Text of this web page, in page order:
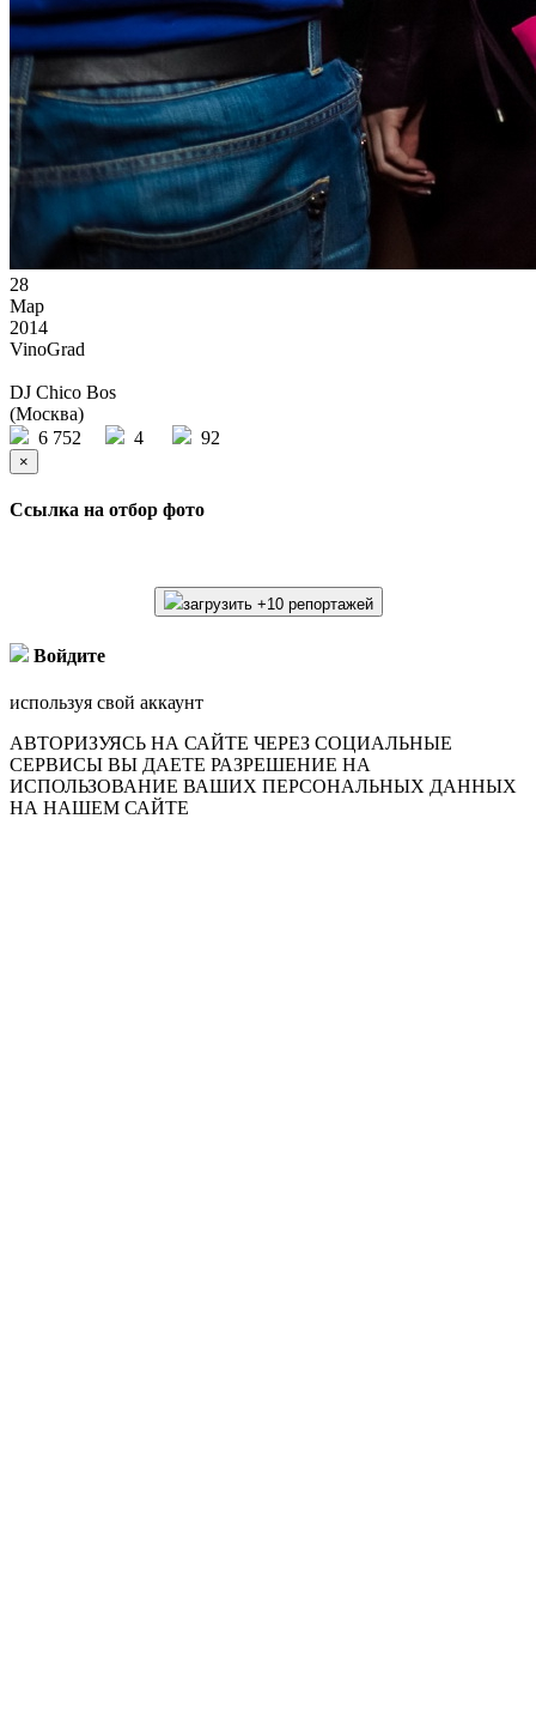
28
Мар
2014
VinoGrad
DJ Chico Bos
(Москва)
6 752
4 92
×
Ссылка на отбор фото
загрузить +10 репортажей
Войдите
используя свой аккаунт
АВТОРИЗУЯСЬ НА САЙТЕ ЧЕРЕЗ СОЦИАЛЬНЫЕ
СЕРВИСЫ ВЫ ДАЕТЕ РАЗРЕШЕНИЕ НА
ИСПОЛЬЗОВАНИЕ ВАШИХ ПЕРСОНАЛЬНЫХ ДАННЫХ
НА НАШЕМ САЙТЕ